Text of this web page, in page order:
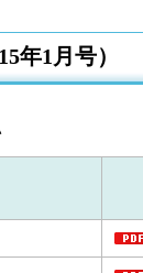
年1月号）